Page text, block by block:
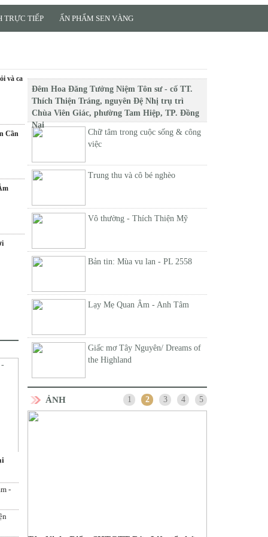
TRỰC TIẾP ẤN PHẨM SEN VÀNG
và ca
Cần
-
Đêm Hoa Đăng Tưởng Niệm Tôn sư - cố TT.
Thích Thiện Tráng, nguyên Đệ Nhị trụ trì
Chùa Viên Giác, phường Tam Hiệp, TP. Đồng
Nai
Chữ tâm trong cuộc sống & công
việc
Trung thu và cô bé nghèo
Vô thường - Thích Thiện Mỹ
Bản tin: Mùa vu lan - PL 2558
Lạy Mẹ Quan Âm - Anh Tâm
Giấc mơ Tây Nguyên/ Dreams of
the Highland
ẢNH 1 2 3 4 5